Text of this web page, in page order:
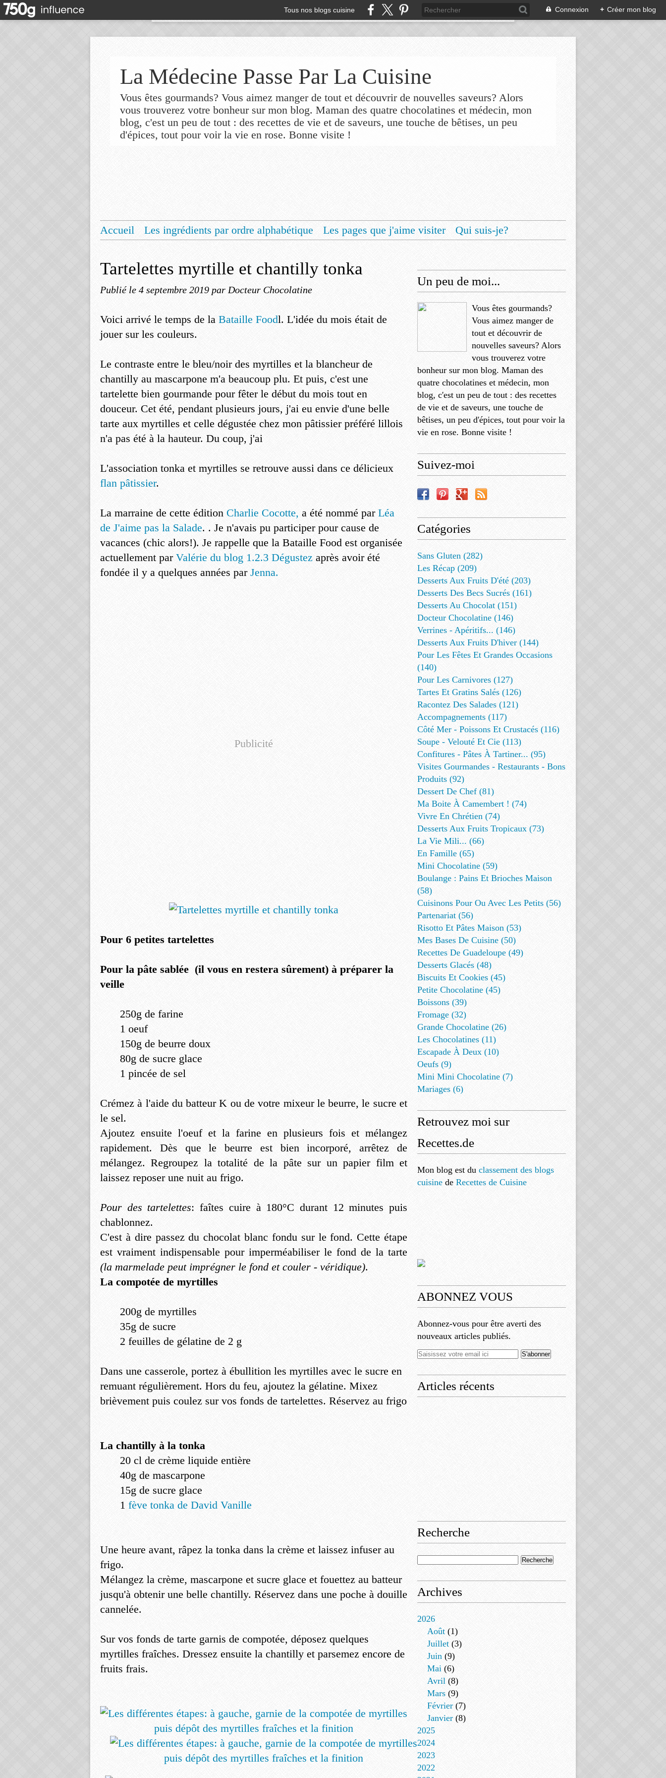
Tous nos blogs cuisine Connexion + Créer mon blog
La Médecine Passe Par La Cuisine
Vous êtes gourmands? Vous aimez manger de tout et découvrir de nouvelles saveurs? Alors
vous trouverez votre bonheur sur mon blog. Maman des quatre chocolatines et médecin, mon
blog, c'est un peu de tout : des recettes de vie et de saveurs, une touche de bêtises, un peu
d'épices, tout pour voir la vie en rose. Bonne visite !
Accueil Les ingrédients par ordre alphabétique Les pages que j'aime visiter
Qui suis-je?
Tartelettes myrtille et chantilly tonka
Publié le 4 septembre 2019 par Docteur Chocolatine
Voici arrivé le temps de la Bataille Foodl. L'idée du mois était de
jouer sur les couleurs.
Le contraste entre le bleu/noir des myrtilles et la blancheur de
chantilly au mascarpone m'a beaucoup plu. Et puis, c'est une
tartelette bien gourmande pour fêter le début du mois tout en
douceur. Cet été, pendant plusieurs jours, j'ai eu envie d'une belle
tarte aux myrtilles et celle dégustée chez mon pâtissier préféré lillois
n'a pas été à la hauteur. Du coup, j'ai
L'association tonka et myrtilles se retrouve aussi dans ce délicieux
flan pâtissier.
La marraine de cette édition Charlie Cocotte, a été nommé par Léa
de J'aime pas la Salade. . Je n'avais pu participer pour cause de
vacances (chic alors!). Je rappelle que la Bataille Food est organisée
actuellement parValérie du blog 1.2.3 Dégustez après avoir été
fondée il y a quelques années par Jenna.
Publicité
Pour 6 petites tartelettes
Pour la pâte sablée (il vous en restera sûrement) à préparer la
veille
250g de farine
1 oeuf
150g de beurre doux
80g de sucre glace
1 pincée de sel
Crémez à l'aide du batteur K ou de votre mixeur le beurre, le sucre et
le sel.
Ajoutez ensuite l'oeuf et la farine en plusieurs fois et mélangez
rapidement. Dès que le beurre est bien incorporé, arrêtez de
mélangez. Regroupez la totalité de la pâte sur un papier film et
laissez reposer une nuit au frigo.
Pour des tartelettes: faîtes cuire à 180°C durant 12 minutes puis
chablonnez.
C'est à dire passez du chocolat blanc fondu sur le fond. Cette étape
est vraiment indispensable pour imperméabiliser le fond de la tarte
(la marmelade peut imprégner le fond et couler - véridique).
La compotée de myrtilles
200g de myrtilles
35g de sucre
2 feuilles de gélatine de 2 g
Dans une casserole, portez à ébullition les myrtilles avec le sucre en
remuant régulièrement. Hors du feu, ajoutez la gélatine. Mixez
brièvement puis coulez sur vos fonds de tartelettes. Réservez au frigo
La chantilly à la tonka
20 cl de crème liquide entière
40g de mascarpone
15g de sucre glace
1 fève tonka de David Vanille
Une heure avant, râpez la tonka dans la crème et laissez infuser au
frigo.
Mélangez la crème, mascarpone et sucre glace et fouettez au batteur
jusqu'à obtenir une belle chantilly. Réservez dans une poche à douille
cannelée.
Sur vos fonds de tarte garnis de compotée, déposez quelques
myrtilles fraîches. Dressez ensuite la chantilly et parsemez encore de
fruits frais.
Un peu de moi...
Vous êtes gourmands?
Vous aimez manger de
tout et découvrir de
nouvelles saveurs? Alors
vous trouverez votre
bonheur sur mon blog. Maman des
quatre chocolatines et médecin, mon
blog, c'est un peu de tout : des recettes
de vie et de saveurs, une touche de
bêtises, un peu d'épices, tout pour voir la
vie en rose. Bonne visite !
Suivez-moi
Catégories
Sans Gluten (282)
Les Récap (209)
Desserts Aux Fruits D'été (203)
Desserts Des Becs Sucrés (161)
Desserts Au Chocolat (151)
Docteur Chocolatine (146)
Verrines - Apéritifs... (146)
Desserts Aux Fruits D'hiver (144)
Pour Les Fêtes Et Grandes Occasions
(140)
Pour Les Carnivores (127)
Tartes Et Gratins Salés (126)
Racontez Des Salades (121)
Accompagnements (117)
Côté Mer - Poissons Et Crustacés (116)
Soupe - Velouté Et Cie (113)
Confitures - Pâtes À Tartiner... (95)
Visites Gourmandes - Restaurants - Bons
Produits (92)
Dessert De Chef (81)
Ma Boite À Camembert ! (74)
Vivre En Chrétien (74)
Desserts Aux Fruits Tropicaux (73)
La Vie Mili... (66)
En Famille (65)
Mini Chocolatine (59)
Boulange : Pains Et Brioches Maison
(58)
Cuisinons Pour Ou Avec Les Petits (56)
Partenariat (56)
Risotto Et Pâtes Maison (53)
Mes Bases De Cuisine (50)
Recettes De Guadeloupe (49)
Desserts Glacés (48)
Biscuits Et Cookies (45)
Petite Chocolatine (45)
Boissons (39)
Fromage (32)
Grande Chocolatine (26)
Les Chocolatines (11)
Escapade À Deux (10)
Oeufs (9)
Mini Mini Chocolatine (7)
Mariages (6)
Retrouvez moi sur
Recettes.de
Mon blog est du classement des blogs
cuisine de Recettes de Cuisine
ABONNEZ VOUS
Abonnez-vous pour être averti des
nouveaux articles publiés.
Articles récents
Recherche
Archives
2026
Août (1)
Juillet (3)
Juin (9)
Mai (6)
Avril (8)
Mars (9)
Février (7)
Janvier (8)
2025
2024
2023
2022